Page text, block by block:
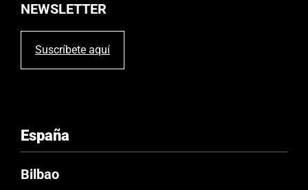
o
.
NEWSLETTER
Suscríbete aquí
España
Bilbao